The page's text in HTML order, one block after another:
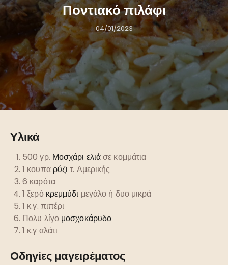
Ποντιακό πιλάφι
04/01/2023
Υλικά
500 γρ. Μοσχάρι ελιάσε κομμάτια
1 κουπα ρύζι τ. Αμερικής
6 καρότα
1 ξερό κρεμμύδι μεγάλο ή δυο μικρά
1 κ.γ. πιπέρι
Πολυ λίγο μοσχοκάρυδο
1 κ.γ αλάτι
Οδηγίες μαγειρέματος